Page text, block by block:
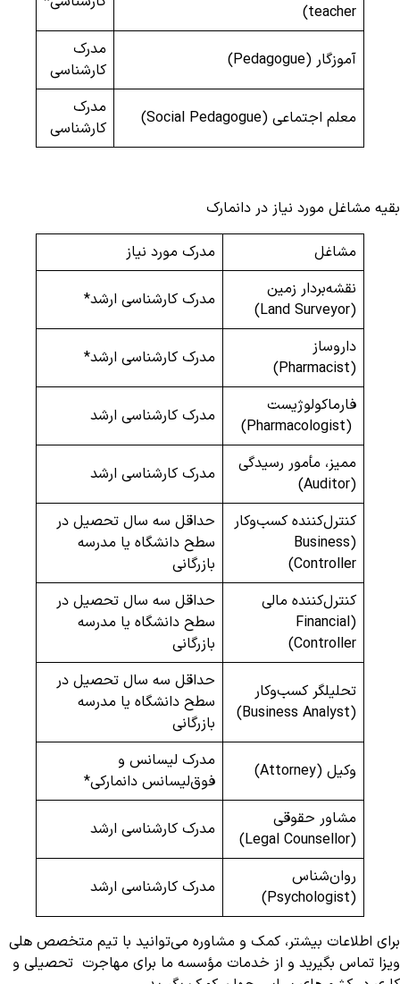
teacher)
آموزگار (Pedagogue)
مدرک
کارشناسی
معلم اجتماعی (Social Pedagogue)
مدرک
کارشناسی
بقیه مشاغل مورد نیاز در دانمارک
مشاغل
مدرک مورد نیاز
نقشه‌بردار زمین
(Land Surveyor)
مدرک کارشناسی ارشد*
داروساز
(Pharmacist)
مدرک کارشناسی ارشد*
فارماکولوژیست
(Pharmacologist)
مدرک کارشناسی ارشد
ممیز، مأمور رسیدگی
(Auditor)
مدرک کارشناسی ارشد
کنترل‌کننده کسب‌وکار
(Business
Controller)
حداقل سه سال تحصیل در
سطح دانشگاه یا مدرسه
بازرگانی
کنترل‌کننده مالی
(Financial
Controller)
حداقل سه سال تحصیل در
سطح دانشگاه یا مدرسه
بازرگانی
تحلیلگر کسب‌وکار
(Business Analyst)
حداقل سه سال تحصیل در
سطح دانشگاه یا مدرسه
بازرگانی
وکیل (Attorney)
مدرک لیسانس و
فوق‌لیسانس دانمارکی*
مشاور حقوقی
(Legal Counsellor)
مدرک کارشناسی ارشد
روان‌شناس
(Psychologist)
مدرک کارشناسی ارشد
برای اطلاعات بیشتر، کمک و مشاوره می‌توانید با تیم متخصص هلی
ویزا تماس بگیرید و از خدمات مؤسسه ما برای مهاجرت تحصیلی و